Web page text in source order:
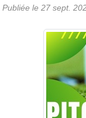
Publiée le 27 sept.